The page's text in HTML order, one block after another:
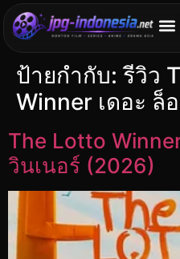
ป้ายกำกับ:รีวิว
Winner เดอะ ล็
The Lotto
วินเนอร์ (2026)